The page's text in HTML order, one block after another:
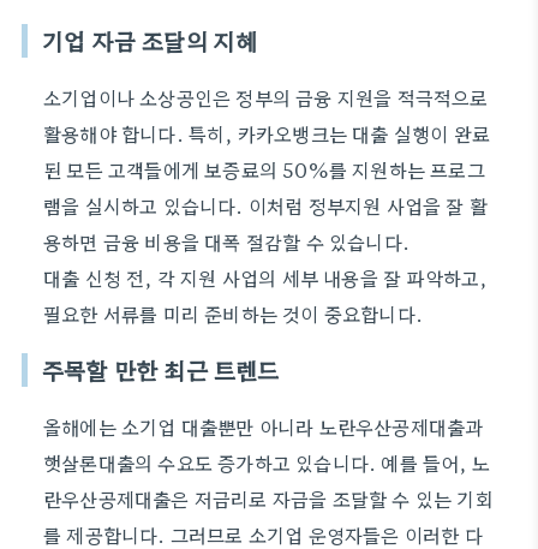
기업 자금 조달의 지혜
소기업이나 소상공인은 정부의 금융 지원을 적극적으로
활용해야 합니다. 특히, 카카오뱅크는 대출 실행이 완료
된 모든 고객들에게 보증료의 50%를 지원하는 프로그
램을 실시하고 있습니다. 이처럼 정부지원 사업을 잘 활
용하면 금융 비용을 대폭 절감할 수 있습니다.
대출 신청 전, 각 지원 사업의 세부 내용을 잘 파악하고,
필요한 서류를 미리 준비하는 것이 중요합니다.
주목할 만한 최근 트렌드
올해에는 소기업 대출뿐만 아니라 노란우산공제대출과
햇살론대출의 수요도 증가하고 있습니다. 예를 들어, 노
란우산공제대출은 저금리로 자금을 조달할 수 있는 기회
를 제공합니다. 그러므로 소기업 운영자들은 이러한 다